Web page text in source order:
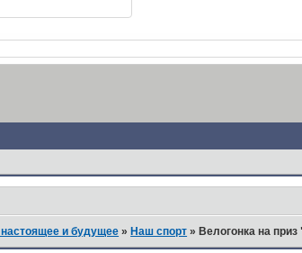
и будущее »Наш спорт »Велогонка на